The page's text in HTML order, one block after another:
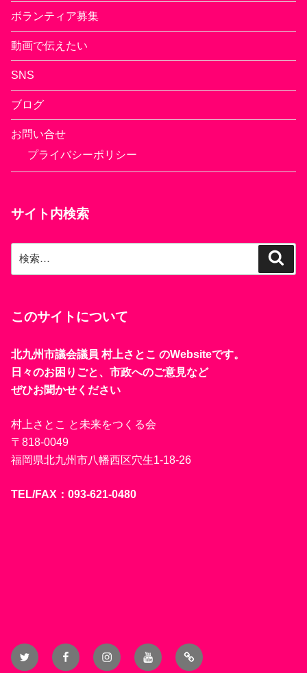
ボランティア募集
動画で伝えたい
SNS
ブログ
お問い合せ
プライバシーポリシー
サイト内検索
検
このサイトについて
北九州市議会議員 村上さとこ のWebsiteです。
日々のお困りごと、市政へのご意見など
ぜひお聞かせください
村上さとこ と未来をつくる会
〒818-0049
福岡県北九州市八幡西区穴生1-18-26
TEL/FAX：093-621-0480
Twitter FacebookInstagramYouTubeBlog